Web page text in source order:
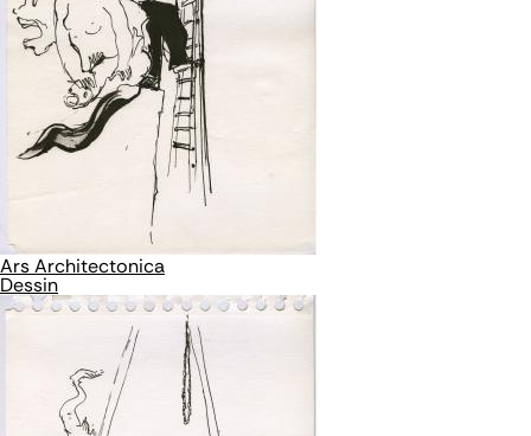
Ars Architectonica
Dessin